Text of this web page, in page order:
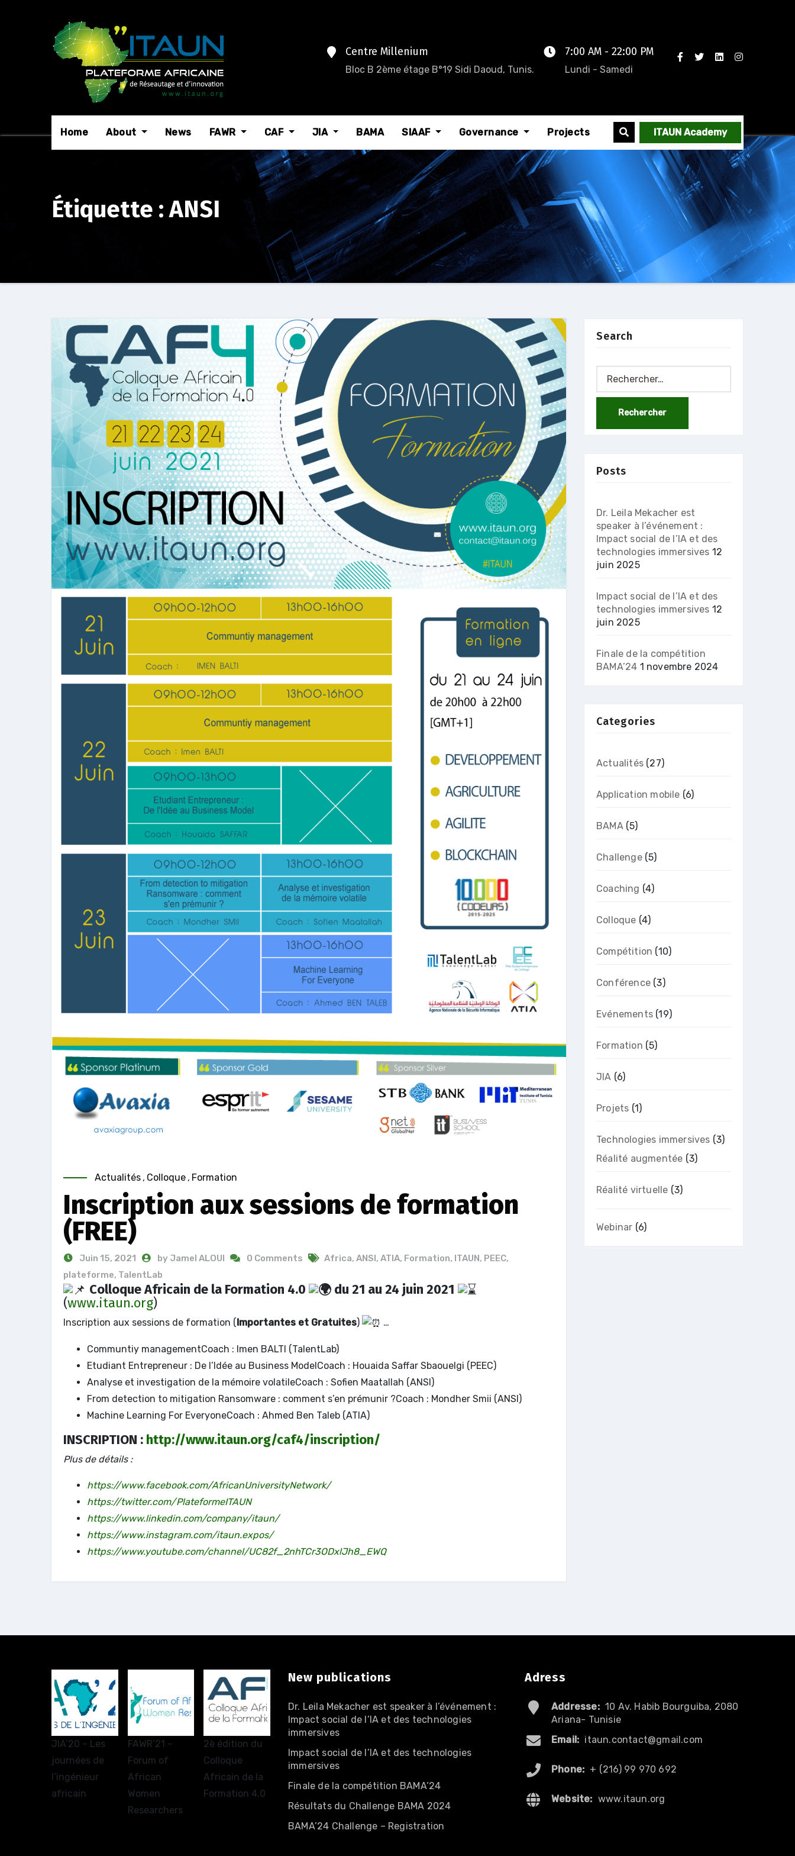
Centre Millenium
Bloc B 2ème étage B°19 Sidi Daoud, Tunis.
7:00 AM - 22:00 PM
Lundi - Samedi
Home About News FAWR CAF JIA BAMA SIAAF Governance Projects ITAUN Academy
Étiquette :ANSI
Actualités , Colloque , Formation
Inscription aux sessions de formation
(FREE)
Juin 15, 2021 by Jamel ALOUI 0 Comments Africa, ANSI, ATIA, Formation, ITAUN, PEEC,
plateforme, TalentLab
Colloque Africain de la Formation 4.0
du 21 au 24 juin 2021
(www.itaun.org)
Inscription aux sessions de formation (Importantes et Gratuites) …
Communtiy managementCoach : Imen BALTI (TalentLab)
Etudiant Entrepreneur : De l’Idée au Business ModelCoach : Houaida Saffar Sbaouelgi (PEEC)
Analyse et investigation de la mémoire volatileCoach : Sofien Maatallah (ANSI)
From detection to mitigation Ransomware : comment s’en prémunir ?Coach : Mondher Smii (ANSI)
Machine Learning For EveryoneCoach : Ahmed Ben Taleb (ATIA)
INSCRIPTION : http://www.itaun.org/caf4/inscription/
Plus de détails :
https://www.facebook.com/AfricanUniversityNetwork/
https://twitter.com/PlateformeITAUN
https://www.linkedin.com/company/itaun/
https://www.instagram.com/itaun.expos/
https://www.youtube.com/channel/UC82f_2nhTCr3ODxlJh8_EWQ
Search
Rechercher :
Posts
Dr. Leila Mekacher est
speaker à l’événement :
Impact social de l’IA et des
technologies immersives 12
juin 2025
Impact social de l’IA et des
technologies immersives 12
juin 2025
Finale de la compétition
BAMA’24 1 novembre 2024
Categories
Actualités (27)
Application mobile (6)
BAMA(5)
Challenge(5)
Coaching (4)
Colloque (4)
Compétition (10)
Conférence (3)
Evénements (19)
Formation (5)
JIA (6)
Projets (1)
Technologies immersives (3)
Réalité augmentée (3)
Réalité virtuelle (3)
Webinar (6)
JIA’20 – Les
journées de
l’ingénieur
africain
FAWR’21 –
Forum of
African
Women
Researchers
2è édition du
Colloque
Africain de la
Formation 4.0
New publications
Dr. Leila Mekacher est speaker à l’événement :
Impact social de l’IA et des technologies
immersives
Impact social de l’IA et des technologies
immersives
Finale de la compétition BAMA’24
Résultats du Challenge BAMA 2024
BAMA’24 Challenge – Registration
Adress
Addresse: 10 Av. Habib Bourguiba, 2080
Ariana- Tunisie
Email: itaun.contact@gmail.com
Phone: + (216) 99 970 692
Website: www.itaun.org